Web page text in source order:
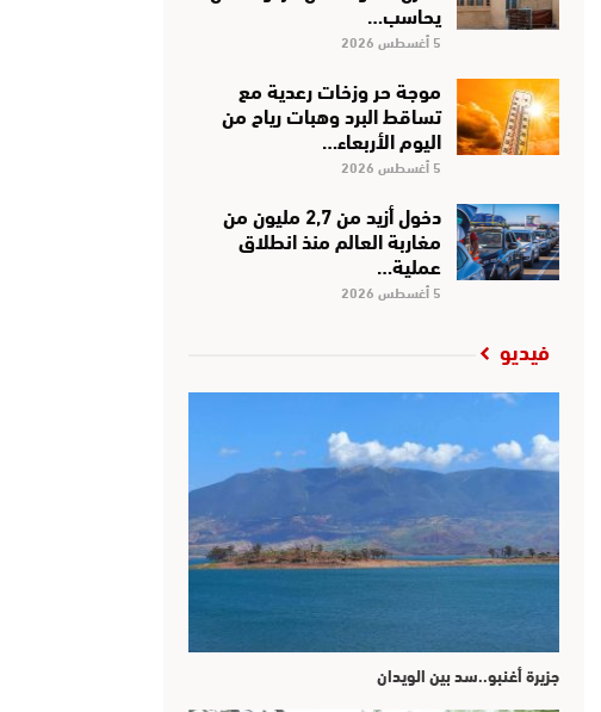
يحاسب…
5 أغسطس 2026
موجة حر وزخات رعدية مع
تساقط البرد وهبات رياح من
اليوم الأربعاء…
5 أغسطس 2026
دخول أزيد من 2,7 مليون من
مغاربة العالم منذ انطلاق
عملية…
5 أغسطس 2026
فيديو
جزيرة أغنبو..سد بين الويدان